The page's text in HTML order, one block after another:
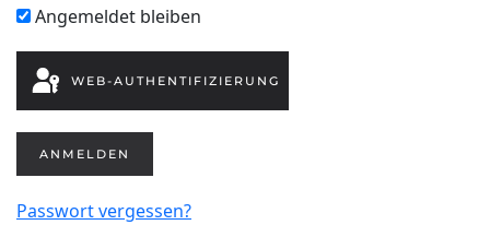
Angemeldet bleiben
WEB-AUTHENTIFIZIERUNG
ANMELDEN
Passwort vergessen?